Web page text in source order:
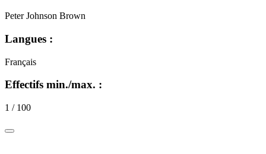
Peter Johnson Brown
Langues :
Français
Effectifs min./max. :
1 / 100